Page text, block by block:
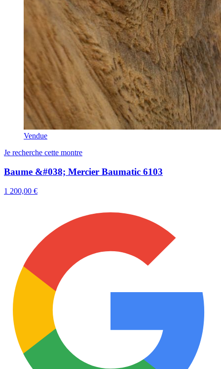
Vendue
Je recherche cette montre
Baume &#038; Mercier Baumatic 6103
1 200,00 €